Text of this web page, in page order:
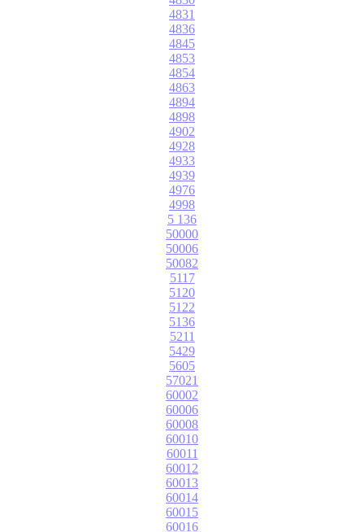
4831
4836
4845
4853
4854
4863
4894
4898
4902
4928
4933
4939
4976
4998
5 136
50000
50006
50082
5117
5120
5122
5136
5211
5429
5605
57021
60002
60006
60008
60010
60011
60012
60013
60014
60015
60016